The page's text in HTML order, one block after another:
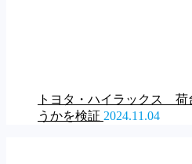
トヨタ・ハイラックス 荷
うかを検証 2024.11.04